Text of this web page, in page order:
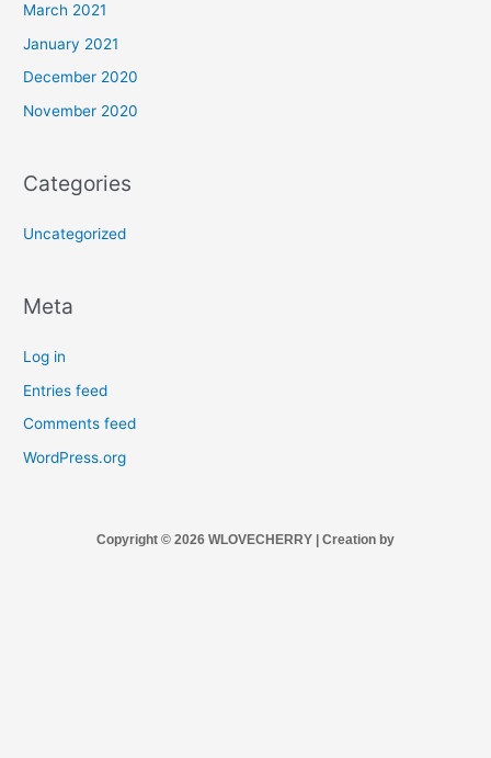
March 2021
January 2021
December 2020
November 2020
Categories
Uncategorized
Meta
Log in
Entries feed
Comments feed
WordPress.org
Copyright © 2026 WLOVECHERRY | Creation by